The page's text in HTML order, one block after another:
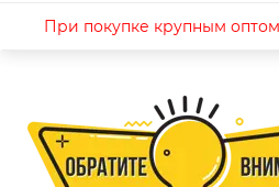
При покупке крупным